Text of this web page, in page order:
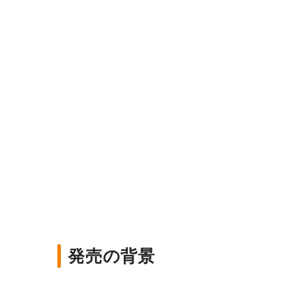
発売の背景